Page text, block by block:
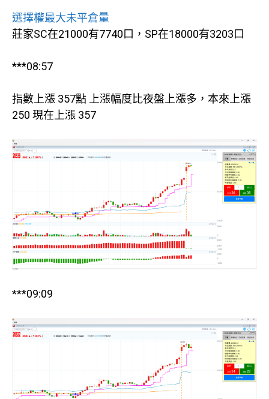
選擇權最大未平倉量
莊家SC在21000有7740口，SP在18000有3203口
***08:57
指數上漲 357點 上漲幅度比夜盤上漲多，本來上漲
250 現在上漲 357
***09:09